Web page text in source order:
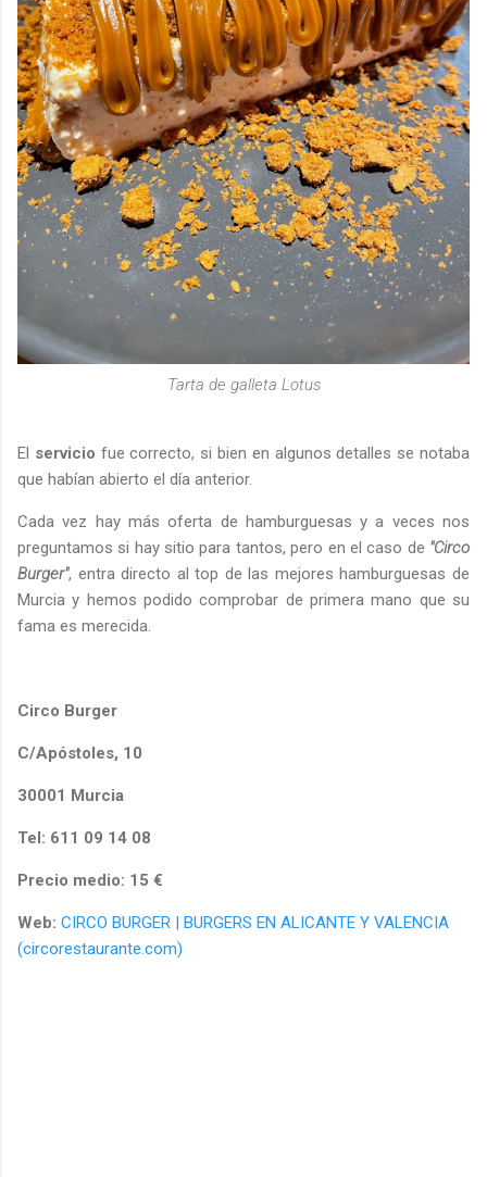
Tarta de galleta Lotus
El servicio fue correcto, si bien en algunos detalles se notaba
que habían abierto el día anterior.
Cada vez hay más oferta de hamburguesas y a veces nos
preguntamos si hay sitio para tantos, pero en el caso de "Circo
Burger", entra directo al top de las mejores hamburguesas de
Murcia y hemos podido comprobar de primera mano que su
fama es merecida.
Circo Burger
C/Apóstoles, 10
30001 Murcia
Tel: 611 09 14 08
Precio medio: 15 €
Web: CIRCO BURGER | BURGERS EN ALICANTE Y VALENCIA
(circorestaurante.com)